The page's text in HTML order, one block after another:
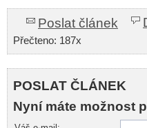
Poslat článek
Přečteno: 187x
POSLAT ČLÁNEK
Nyní máte možnost